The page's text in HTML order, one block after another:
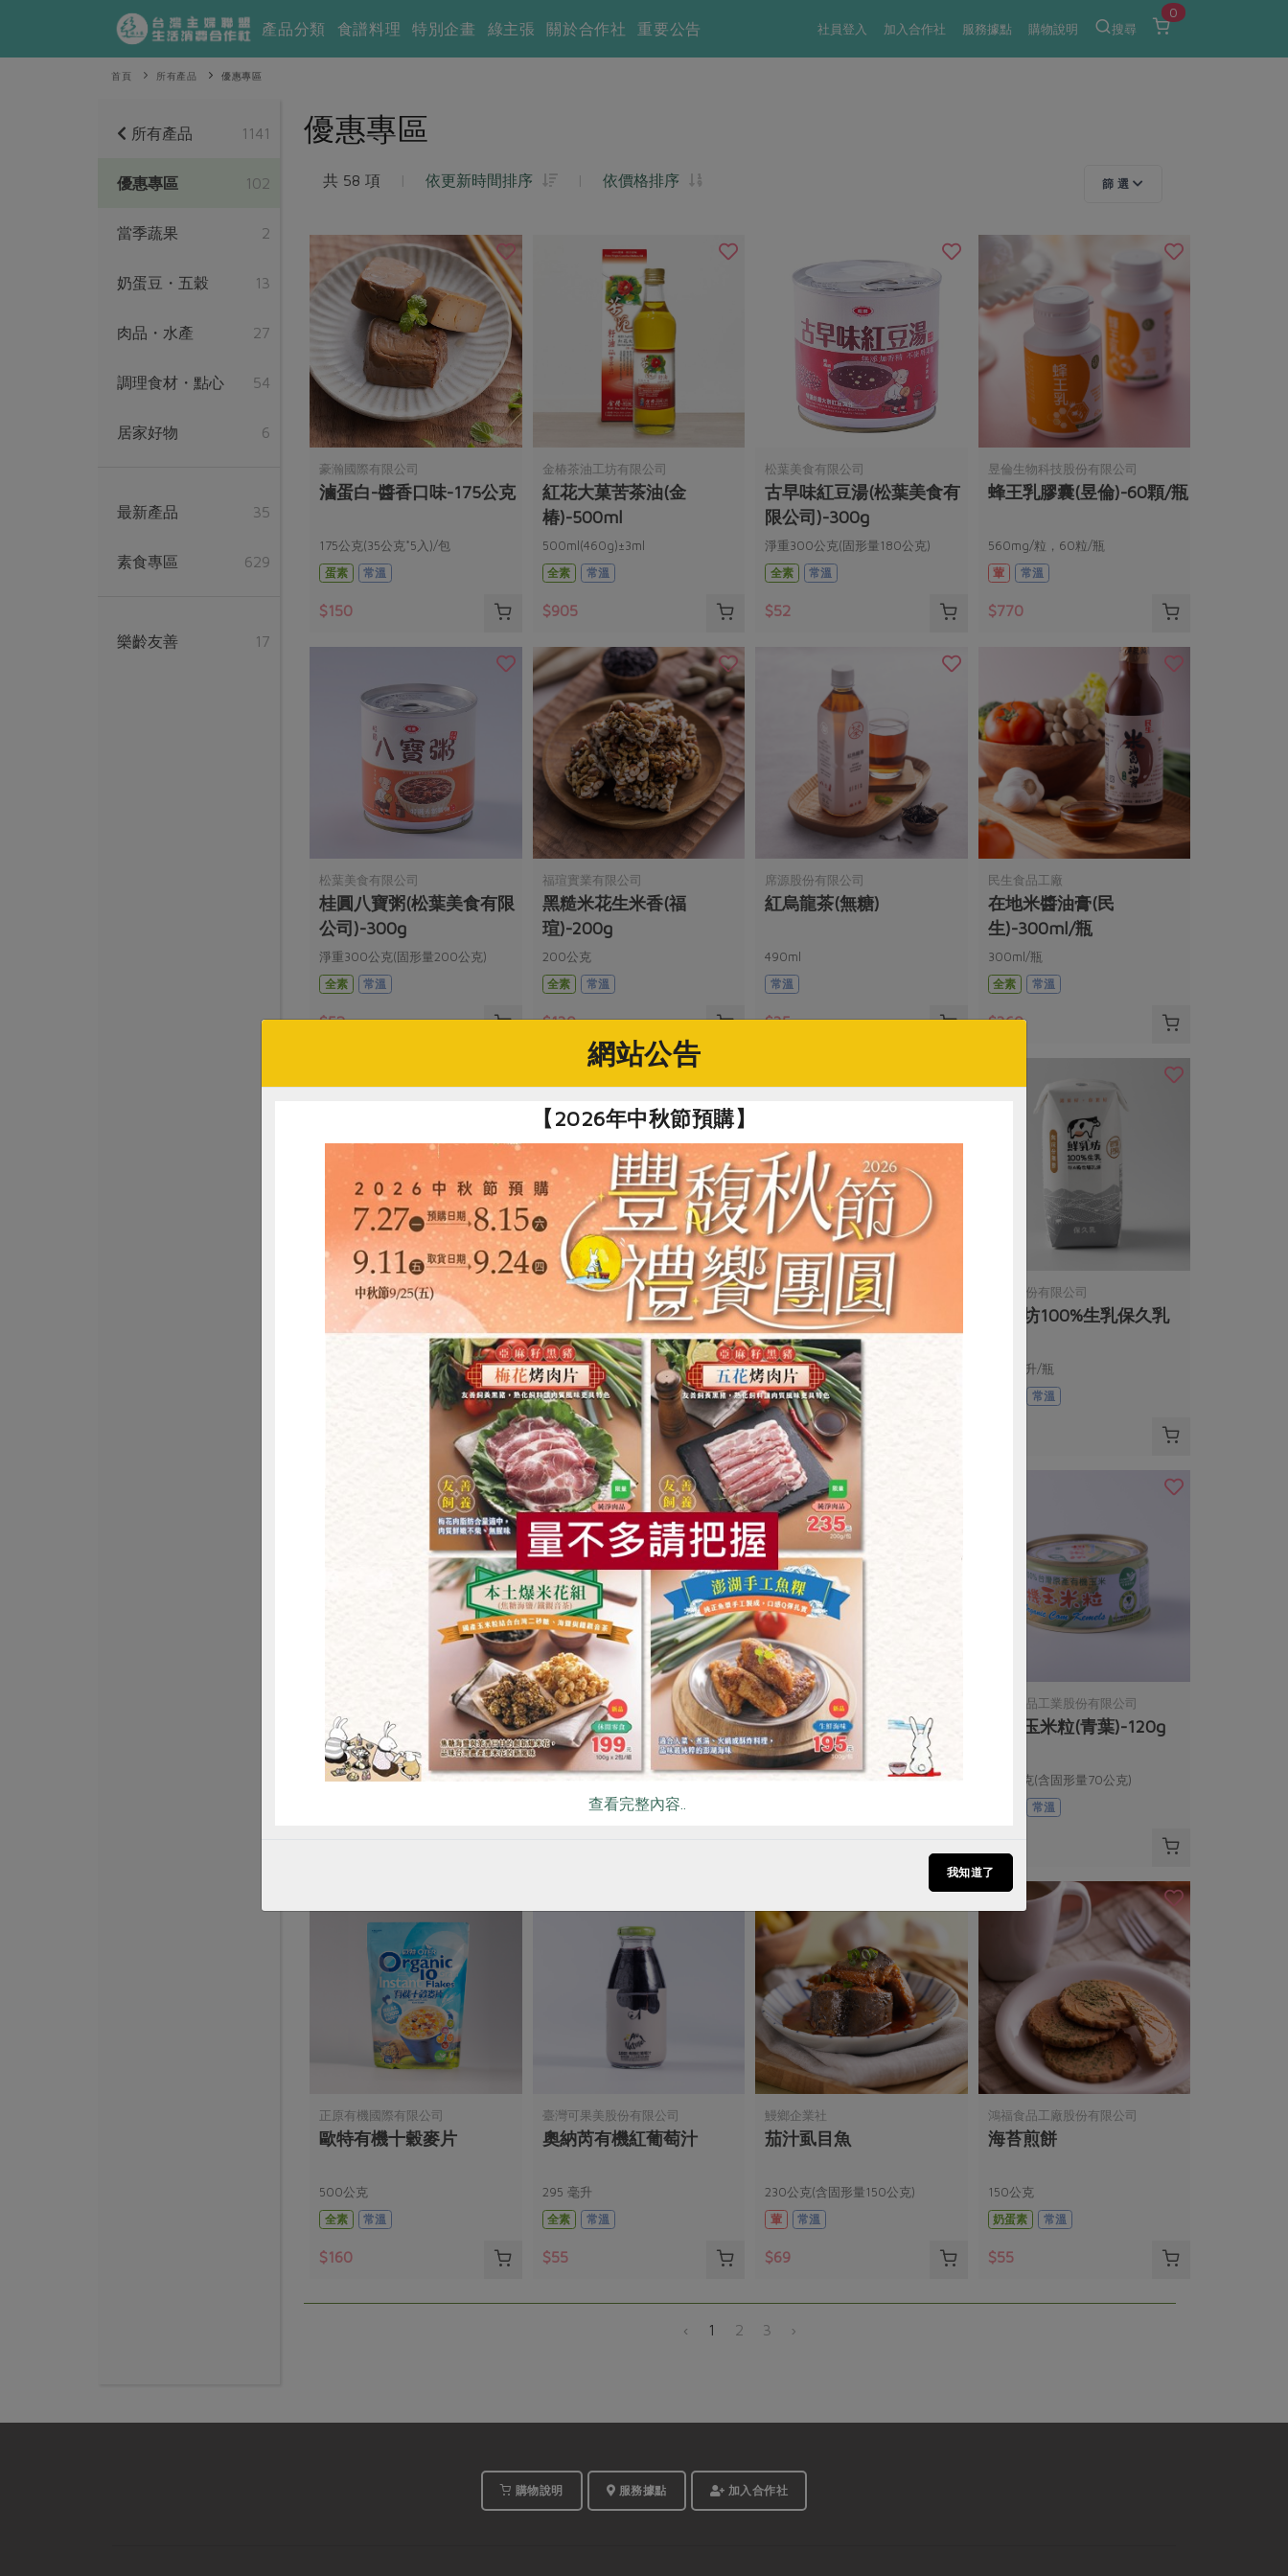
社員登入 加入合作社 服務據點 購物說明 搜尋
0
產品分類 食譜料理 特別企畫 綠主張 關於合作社 重要公告
首頁 所有產品 優惠專區
優惠專區
共 58 項 | 依更新時間排序 | 依價格排序 篩 選
豪瀚國際有限公司
滷蛋白-醬香口味-175公克
175公克(35公克*5入)/包
蛋素
常溫
$150
金椿茶油工坊有限公司
紅花大菓苦茶油(金
椿)-500ml
500ml(460g)±3ml
全素
常溫
$905
松葉美食有限公司
古早味紅豆湯(松葉美食有
限公司)-300g
淨重300公克(固形量180公克)
全素
常溫
$52
昱倫生物科技股份有限公司
蜂王乳膠囊(昱倫)-60顆/瓶
560mg/粒，60粒/瓶
葷
常溫
$770
松葉美食有限公司
桂圓八寶粥(松葉美食有限
公司)-300g
淨重300公克(固形量200公克)
全素
常溫
$52
福瑄實業有限公司
黑糙米花生米香(福
瑄)-200g
200公克
全素
常溫
$130
席源股份有限公司
紅烏龍茶(無糖)
490ml
常溫
$35
民生食品工廠
在地米醬油膏(民
生)-300ml/瓶
300ml/瓶
全素
常溫
$360
民生食品工廠
在地米辣椒醬(民
生)-300ml/瓶
集品生物科技有限公司
養聲茶【響亮】-10入/包
5公克/顆x10顆，50公克/包
全素
常溫
$400
集品生物科技有限公司
元氣茶【精神】-10入/包
5公克/顆x10顆，50公克/包
全素
常溫
$480
慕渴股份有限公司
鮮乳坊100%生乳保久乳
200毫升/瓶
常溫
Jacksoy黑豆奶330ml
330毫升
青葉食品工業股份有限公司
滷雪蓮子(青葉)-170g
160公克(含固形量100公克)
常溫
青葉食品工業股份有限公司
雪蓮子麵筋(青葉)-160g
160公克(含固形量100公克)
青葉食品工業股份有限公司
有機玉米粒(青葉)-120g
120公克(含固形量70公克)
常溫
正原有機國際有限公司
歐特有機十穀麥片
500公克
全素
常溫
$160
臺灣可果美股份有限公司
奧納芮有機紅葡萄汁
295 毫升
全素
常溫
$55
鰻鄉企業社
茄汁虱目魚
230公克(含固形量150公克)
葷
常溫
$69
鴻福食品工廠股份有限公司
海苔煎餅
150公克
奶蛋素
常溫
$55
‹ 1 2 3 ›
所有產品 1141
優惠專區 102
當季蔬果 2
奶蛋豆・五穀 13
肉品・水產 27
調理食材・點心 54
居家好物 6
最新產品 35
素食專區 629
樂齡友善 17
購物說明 服務據點 加入合作社
惜食 RPET 食譜 減硝酸鹽 雞蛋 食安 共同購買
網站公告
【2026年中秋節預購】
查看完整內容..
我知道了